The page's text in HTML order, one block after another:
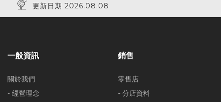
更新日期 2026.08.08
一般資訊
關於我們
- 經營理念
銷售
零售店
- 分店資料